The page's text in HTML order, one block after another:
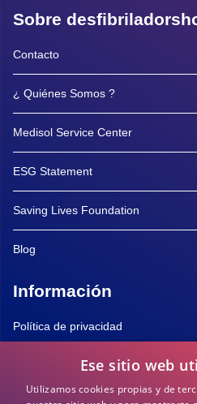
Sobre
Contacto
¿ Quiénes Somos ?
Medisol Service Center
ESG Statement
Saving Lives Foundation
Blog
Información
Política de privacidad
Política de CookiesEse sitio web
Utilizamos cookies propias y de